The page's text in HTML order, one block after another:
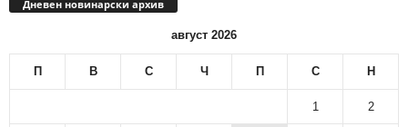
Дневен новинарски архив
август 2026
П В С Ч П С Н
1 2